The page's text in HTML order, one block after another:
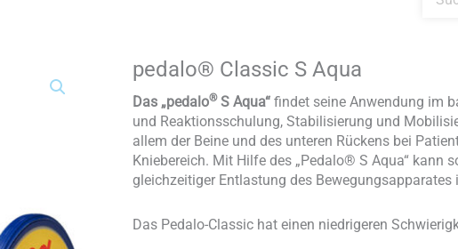
search
pedalo® Classic S Aqua
Das „pedalo®S Aqua“findet seine Anwendung im
und Reaktionsschulung, Stabilisierung und
allem der Beine und des unteren Rückens bei
Kniebereich. Mit Hilfe des „Pedalo® S Aqua“ kann
gleichzeitiger Entlastung des
Das Pedalo-Classic hat einen niedrigeren
pedalo®
Classic
S
Aqua
Menge